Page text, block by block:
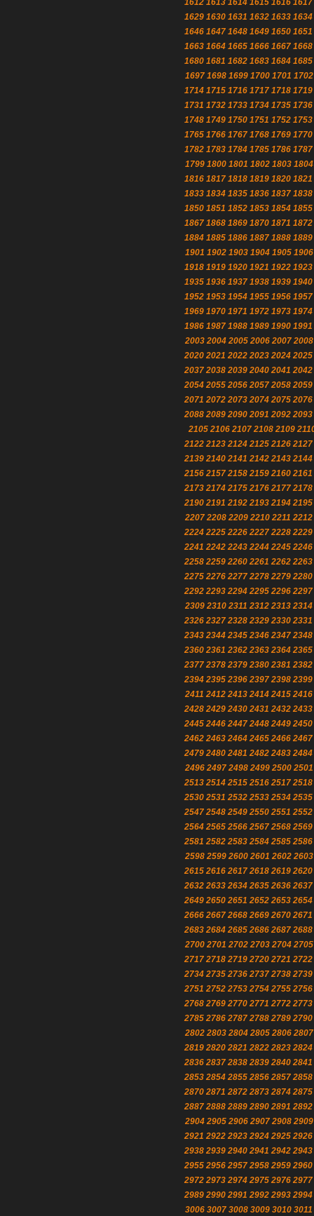
1612 1613 1614 1615 1616 1617
1629 1630 1631 1632 1633 1634
1646 1647 1648 1649 1650 1651
1663 1664 1665 1666 1667 1668
1680 1681 1682 1683 1684 1685
1697 1698 1699 1700 1701 1702
1714 1715 1716 1717 1718 1719
1731 1732 1733 1734 1735 1736
1748 1749 1750 1751 1752 1753
1765 1766 1767 1768 1769 1770
1782 1783 1784 1785 1786 1787
1799 1800 1801 1802 1803 1804
1816 1817 1818 1819 1820 1821
1833 1834 1835 1836 1837 1838
1850 1851 1852 1853 1854 1855
1867 1868 1869 1870 1871 1872
1884 1885 1886 1887 1888 1889
1901 1902 1903 1904 1905 1906
1918 1919 1920 1921 1922 1923
1935 1936 1937 1938 1939 1940
1952 1953 1954 1955 1956 1957
1969 1970 1971 1972 1973 1974
1986 1987 1988 1989 1990 1991
2003 2004 2005 2006 2007 2008
2020 2021 2022 2023 2024 2025
2037 2038 2039 2040 2041 2042
2054 2055 2056 2057 2058 2059
2071 2072 2073 2074 2075 2076
2088 2089 2090 2091 2092 2093
2105 2106 2107 2108 2109
2122 2123 2124 2125 2126 2127
2139 2140 2141 2142 2143 2144
2156 2157 2158 2159 2160 2161
2173 2174 2175 2176 2177 2178
2190 2191 2192 2193 2194 2195
2207 2208 2209 2210 2211 2212
2224 2225 2226 2227 2228 2229
2241 2242 2243 2244 2245 2246
2258 2259 2260 2261 2262 2263
2275 2276 2277 2278 2279 2280
2292 2293 2294 2295 2296 2297
2309 2310 2311 2312 2313 2314
2326 2327 2328 2329 2330 2331
2343 2344 2345 2346 2347 2348
2360 2361 2362 2363 2364 2365
2377 2378 2379 2380 2381 2382
2394 2395 2396 2397 2398 2399
2411 2412 2413 2414 2415 2416
2428 2429 2430 2431 2432 2433
2445 2446 2447 2448 2449 2450
2462 2463 2464 2465 2466 2467
2479 2480 2481 2482 2483 2484
2496 2497 2498 2499 2500 2501
2513 2514 2515 2516 2517 2518
2530 2531 2532 2533 2534 2535
2547 2548 2549 2550 2551 2552
2564 2565 2566 2567 2568 2569
2581 2582 2583 2584 2585 2586
2598 2599 2600 2601 2602 2603
2615 2616 2617 2618 2619 2620
2632 2633 2634 2635 2636 2637
2649 2650 2651 2652 2653 2654
2666 2667 2668 2669 2670 2671
2683 2684 2685 2686 2687 2688
2700 2701 2702 2703 2704 2705
2717 2718 2719 2720 2721 2722
2734 2735 2736 2737 2738 2739
2751 2752 2753 2754 2755 2756
2768 2769 2770 2771 2772 2773
2785 2786 2787 2788 2789 2790
2802 2803 2804 2805 2806 2807
2819 2820 2821 2822 2823 2824
2836 2837 2838 2839 2840 2841
2853 2854 2855 2856 2857 2858
2870 2871 2872 2873 2874 2875
2887 2888 2889 2890 2891 2892
2904 2905 2906 2907 2908 2909
2921 2922 2923 2924 2925 2926
2938 2939 2940 2941 2942 2943
2955 2956 2957 2958 2959 2960
2972 2973 2974 2975 2976 2977
2989 2990 2991 2992 2993 2994
3006 3007 3008 3009 3010 3011